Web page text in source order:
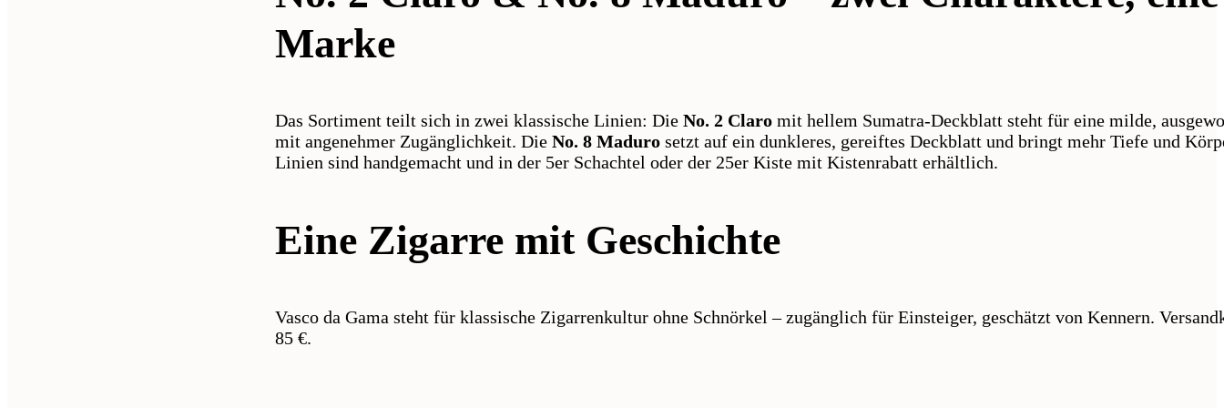
Marke
Das Sortiment teilt sich in zwei klassische Linien: Die No. 2 Claromit hellem Sumatra-Deckblatt steht für eine milde,
mit angenehmer Zugänglichkeit. Die No. 8 Madurosetzt auf ein dunkleres, gereiftes Deckblatt und bringt mehr Tiefe und
Linien sind handgemacht und in der 5er Schachtel oder der 25er Kiste mit Kistenrabatt erhältlich.
Eine Zigarre mit Geschichte
Vasco da Gama steht für klassische Zigarrenkultur ohne Schnörkel – zugänglich für Einsteiger, geschätzt von Kennern.
85 €.